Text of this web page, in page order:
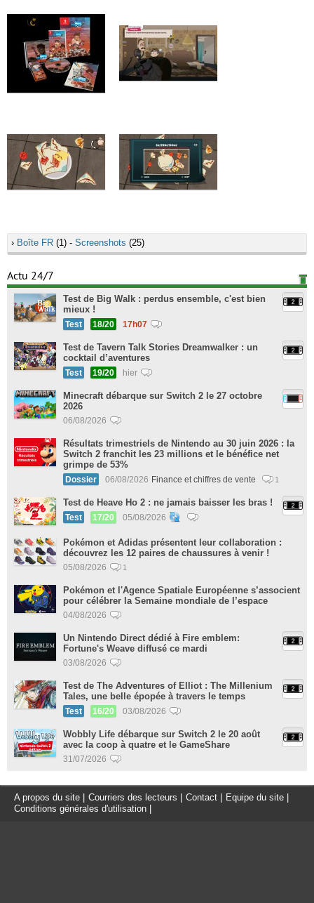
› Boîte FR (1) - Screenshots (25)
Actu 24/7
Test de Big Walk : perdus ensemble, c'est bien
mieux !
Test 18/20 17h07
Test de Tavern Talk Stories Dreamwalker : un
cocktail d’aventures
Test 19/20 hier
Minecraft débarque sur Switch 2 le 27 octobre
2026
06/08/2026
Résultats trimestriels de Nintendo au 30 juin 2026 : la
Switch 2 franchit les 23 millions et le bénéfice net
grimpe de 53%
Dossier 06/08/2026 Finance et chiffres de vente 1
Test de Heave Ho 2 : ne jamais baisser les bras !
Test 17/20 05/08/2026
Pokémon et Adidas présentent leur collaboration :
découvrez les 12 paires de chaussures à venir !
05/08/2026 1
Pokémon et l'Agence Spatiale Européenne s’associent
pour célébrer la Semaine mondiale de l’espace
04/08/2026
Un Nintendo Direct dédié à Fire emblem:
Fortune's Weave diffusé ce mardi
03/08/2026
Test de The Adventures of Elliot : The Millenium
Tales, une belle épopée à travers le temps
Test 16/20 03/08/2026
Wobbly Life débarque sur Switch 2 le 20 août
avec la coop à quatre et le GameShare
31/07/2026
A propos du site Courriers des lecteurs Contact Equipe du site
Conditions générales d'utilisation